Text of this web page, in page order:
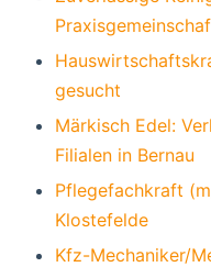
gesucht
Märkisch Edel:
Filialen in Bernau
Pflegefachkraft
Klostefelde
Kfz-Mechaniker/